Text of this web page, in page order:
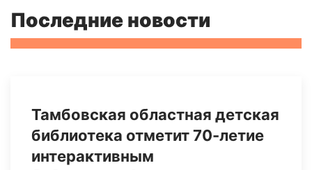
Последние новости
Тамбовская областная детская
библиотека отметит 70-летие
интерактивным